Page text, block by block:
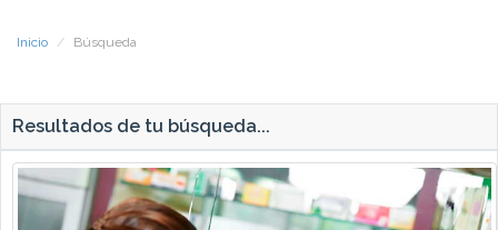
Inicio Búsqueda
Resultados de tu búsqueda...